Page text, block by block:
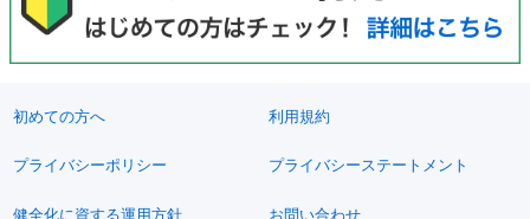
初めての方へ 利用規約
プライバシーポリシー プライバシーステートメント
健全化に資する運用方針 お問い合わせ